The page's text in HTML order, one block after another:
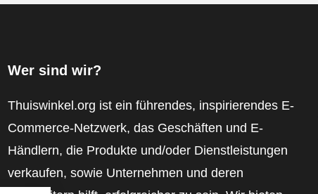
Wer sind wir?
Thuiswinkel.org ist ein führendes, inspirierendes E-
Commerce-Netzwerk, das Geschäften und E-
Händlern, die Produkte und/oder Dienstleistungen
verkaufen, sowie Unternehmen und deren